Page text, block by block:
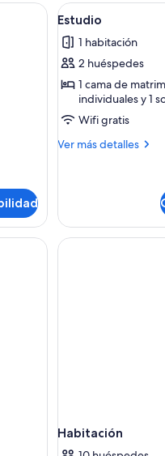
una cama, un escritorio, una silla
Abrir
todas
las
fotos
de
Estudio
8
Estudio
1 habitación
2 huéspedes
1 cama de
individuales y 1
Wifi gratis
Ver más detalles
Más
Habitación